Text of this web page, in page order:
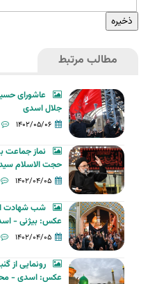
مطالب مرتبط
عاشورای
جلال اسدی
۱۴۰۲/۰۵/۰۶
نماز جماعت
حجت الاسلام
۱۴۰۲/۰۴/۰۵
شب شهادت
عکس: بیژنی -
۱۴۰۲/۰۴/۰۵
رونمایی از
عکس: اسدی -